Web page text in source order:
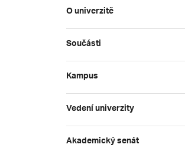
O univerzitě
Součásti
Kampus
Vedení univerzity
Akademický senát